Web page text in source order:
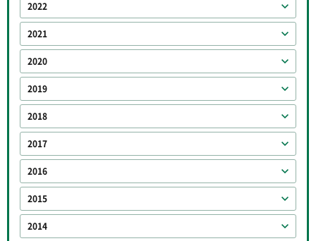
2022
2021
2020
2019
2018
2017
2016
2015
2014